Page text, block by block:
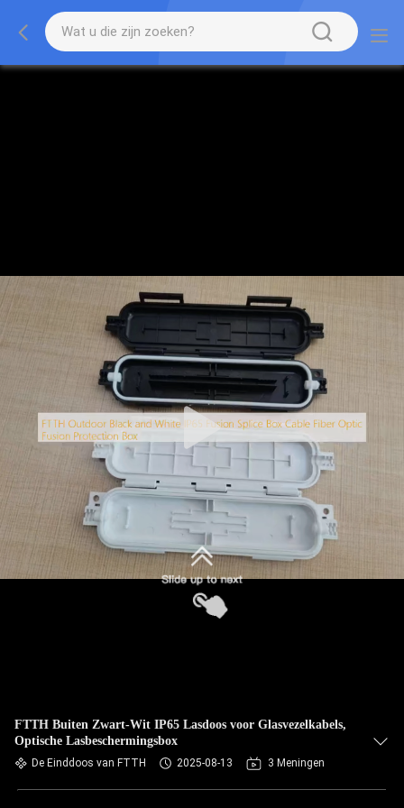
FTTH Buiten Zwart-Wit IP65 Lasdoos voor Glasvezelkabels,
Optische Lasbeschermingsbox
De Einddoos van FTTH 2025-08-13 3 Meningen